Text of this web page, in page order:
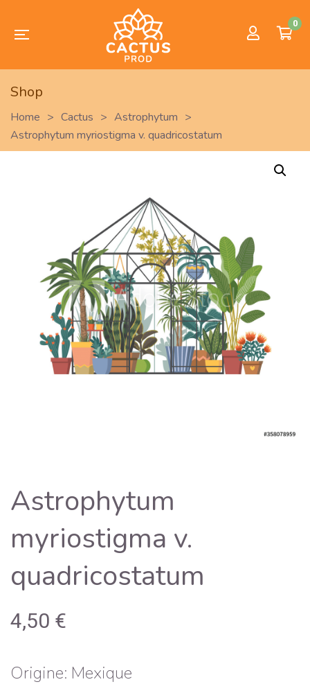
0
Shop
Home > Cactus > Astrophytum >
Astrophytum myriostigma v. quadricostatum
Astrophytum
myriostigma v.
quadricostatum
4,50 €
Origine: Mexique